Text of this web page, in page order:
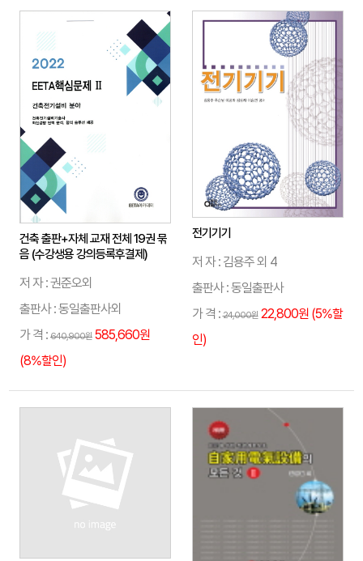
건축 출판+자체 교재 전체 19권 묶
음 (수강생용 강의등록후결제)
저 자 : 권준오외
출판사 : 동일출판사외
가 격 : 640,900원 585,660원
(8%할인)
전기기기
저 자 : 김용주 외 4
출판사 : 동일출판사
가 격 :24,000원 22,800원 (5%할
인)